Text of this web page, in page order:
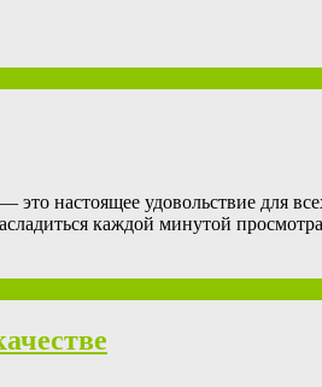
настоящее удовольствие для
каждой минутой